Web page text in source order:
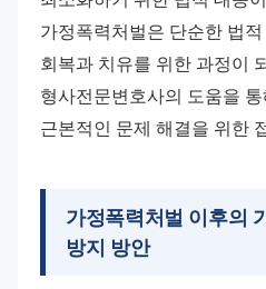
가정폭력처벌은 단순한 법
회복과 치유를 위한 과정이
형사전문변호사의 도움을
근본적인 문제 해결을 위한
가정폭력처벌 이후의
방지 방안